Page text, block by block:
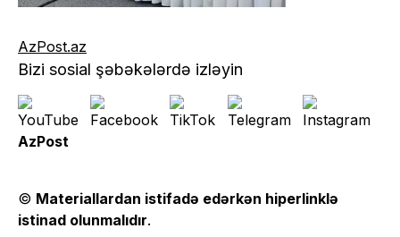
AzPost.az
Bizi sosial şəbəkələrdə izləyin
AzPost
© Materiallardan istifadə edərkən hiperlinklə
istinad olunmalıdır.